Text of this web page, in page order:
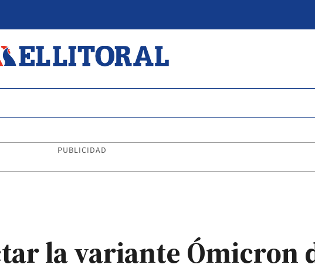
PUBLICIDAD
la variante Ómicron